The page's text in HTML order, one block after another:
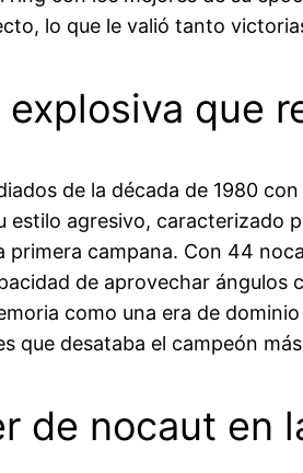
lo que le valió tanto
que
de la década de 1980
agresivo, caracterizado
campana. Con 44
de aprovechar
como una era de
que desataba el campeón
de nocaut en